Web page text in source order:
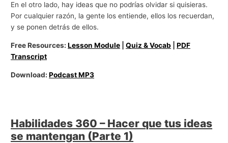
En el otro lado, hay ideas que no podrías olvidar si quisieras.
Por cualquier razón, la gente los entiende, ellos los recuerdan,
y se ponen detrás de ellos.
Free Resources:Lesson Module |Quiz & Vocab |PDF
Transcript
Download:Podcast MP3
Habilidades 360 – Hacer que tus ideas
se mantengan (Parte 1)